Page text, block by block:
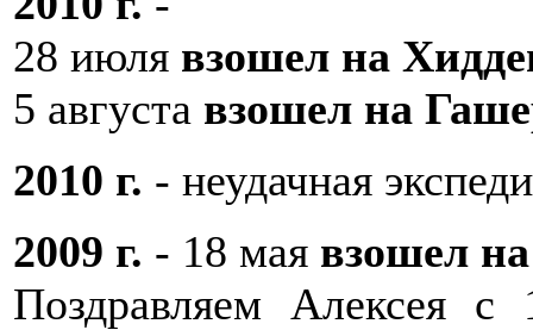
28 июля взошел на
5 августа взошел на
2010 г. - неудачная
2009 г. - 18 мая взошел
Поздравляем Алексея